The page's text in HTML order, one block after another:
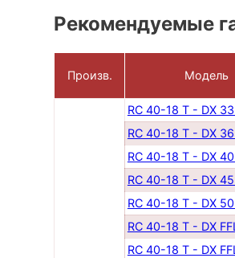
Рекомендуемые
Произв. Модель
RC 40-18 T - DX
RC 40-18 T - DX
RC 40-18 T - DX
RC 40-18 T - DX
RC 40-18 T - DX
RC 40-18 T - DX
RC 40-18 T - DX